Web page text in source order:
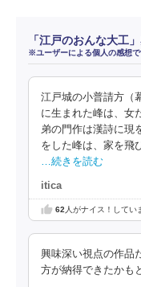
「江戸のおんな大工
※ユーザーによる個人の感想
江戸城の小普請方（
に生まれた峰は、女
弟の門作は漢詩に現
をした峰は、家を飛
…続きを読む
itica
62 人がナイス！してい
興味深い視点の作品
方が納得できたかも